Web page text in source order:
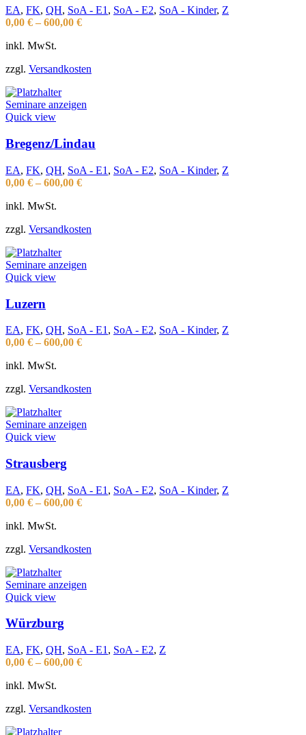
EA, FK, QH, SoA - E1, SoA - E2, SoA - Kinder, Z
0,00 € – 600,00 €
inkl. MwSt.
zzgl. Versandkosten
Seminare anzeigen
Quick view
Bregenz/Lindau
EA, FK, QH, SoA - E1 , SoA - E2, SoA - Kinder, Z
0,00 € – 600,00 €
inkl. MwSt.
zzgl. Versandkosten
Seminare anzeigen
Quick view
Luzern
EA, FK, QH, SoA - E1 , SoA - E2, SoA - Kinder, Z
0,00 € – 600,00 €
inkl. MwSt.
zzgl. Versandkosten
Seminare anzeigen
Quick view
Strausberg
EA, FK, QH, SoA - E1 , SoA - E2, SoA - Kinder, Z
0,00 € – 600,00 €
inkl. MwSt.
zzgl. Versandkosten
Seminare anzeigen
Quick view
Würzburg
EA, FK, QH, SoA - E1 , SoA - E2, Z
0,00 € – 600,00 €
inkl. MwSt.
zzgl. Versandkosten